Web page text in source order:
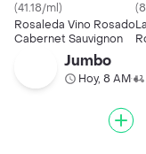
(41.18/ml)
Rosaleda Vino Rosado
Cabernet Sauvignon
Jumbo
Hoy, 8 AM•